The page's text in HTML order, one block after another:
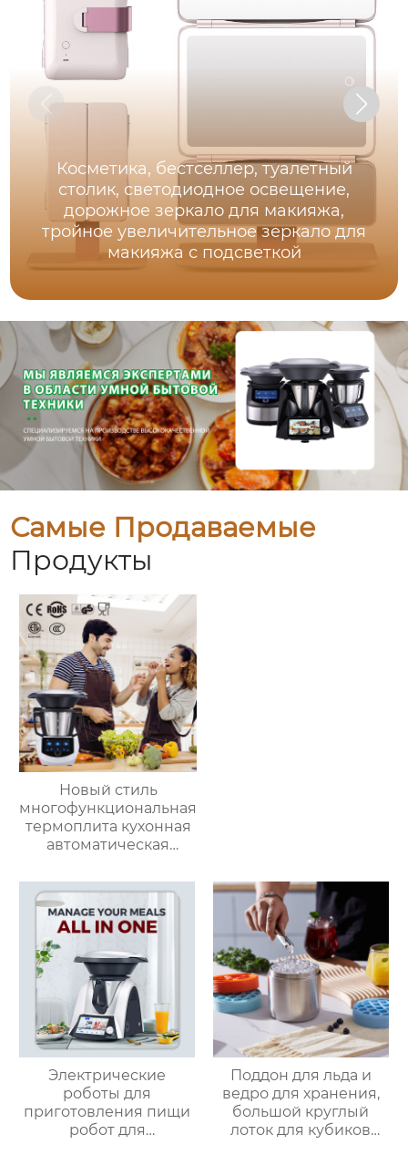
Косметика, бестселлер, туалетный
столик, светодиодное освещение,
дорожное зеркало для макияжа,
тройное увеличительное зеркало для
макияжа с подсветкой
Самые Продаваемые
Продукты
Новый стиль
многофункциональная
термоплита кухонная
автоматическая
приготовления пищи
3.5л robot cucina tm 6
новый термомиксер t6
Электрические
роботы для
приготовления пищи
робот для
Поддон для льда и
ведро для хранения,
большой круглый
лоток для кубиков